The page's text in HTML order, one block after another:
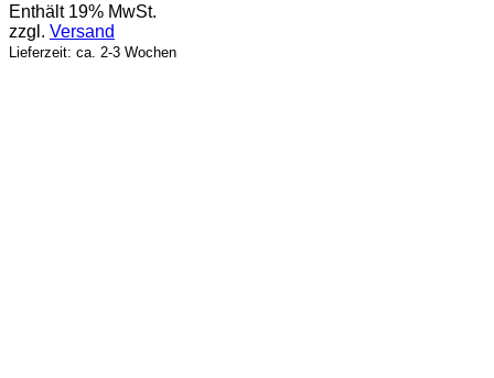
Enthält 19% MwSt.
zzgl. Versand
Lieferzeit: ca. 2-3 Wochen